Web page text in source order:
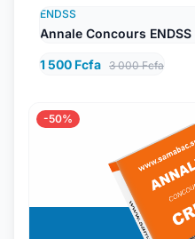
ENDSS
Annale Concours
1 500 Fcfa 3 000 Fcfa
-50%